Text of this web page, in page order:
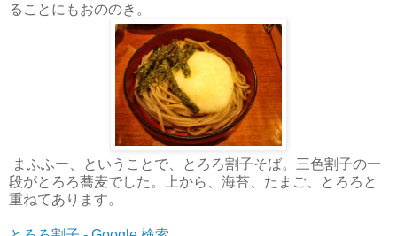
ることにもおののき。
まふふー、ということで、とろろ割子そば。三色割子の一
段がとろろ蕎麦でした。上から、海苔、たまご、とろろと
重ねてあります。